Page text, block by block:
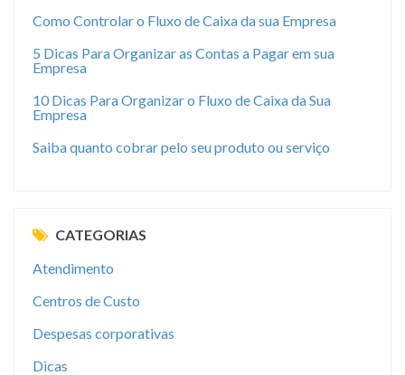
Como Controlar o Fluxo de Caixa da sua Empresa
5 Dicas Para Organizar as Contas a Pagar em sua
Empresa
10 Dicas Para Organizar o Fluxo de Caixa da Sua
Empresa
Saiba quanto cobrar pelo seu produto ou serviço
CATEGORIAS
Atendimento
Centros de Custo
Despesas corporativas
Dicas